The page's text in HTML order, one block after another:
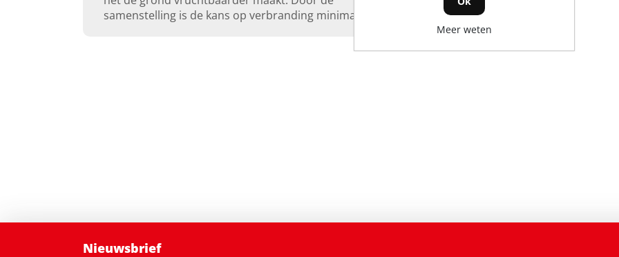
samenstelling is de kans op verbranding minimaal.
Nieuwsbrief
Meer weten